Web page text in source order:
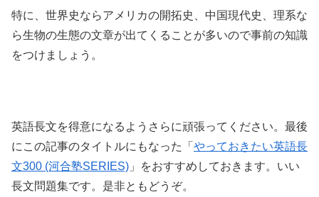
特に、世界史ならアメリカの開拓史、中国現代史、理系な
ら生物の生態の文章が出てくることが多いので事前の知識
をつけましょう。
英語長文を得意になるようさらに頑張ってください。最後
にこの記事のタイトルにもなった「 やっておきたい英語長
文300 (河合塾SERIES) 」をおすすめしておきます。いい
長文問題集です。是非ともどうぞ。